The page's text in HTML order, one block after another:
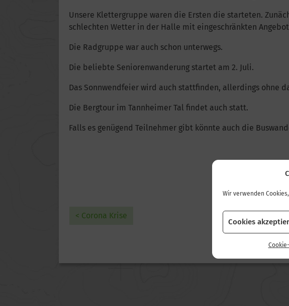
Wir verwenden
Cookies
Unsere Klettergruppe waren die Ersten die starteten.
schlechten Wetter in der Halle mit eingeschränkten
Die Radgruppe war auch schon unterwegs.
Die beliebte Seniorenwanderung startet am 2. Juli.
Das Sonnwendfeier wird auch stattfinden, allerdings ohne
Die Bergtour im Tannheimer Tal findet auch statt.
Falls es genügend Teilnehmer gibt könnte auch die
< Corona Krise